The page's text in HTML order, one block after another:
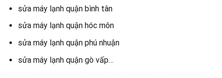
sửa máy lạnh quận bình tân
sửa máy lạnh quận hóc môn
sửa máy lạnh quận phú nhuận
sửa máy lạnh quận gò vấp…